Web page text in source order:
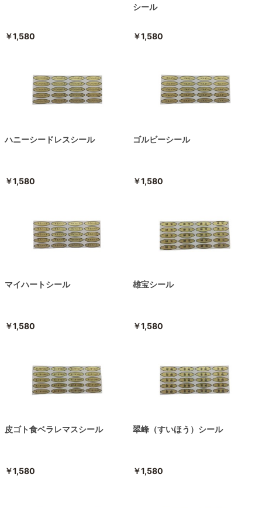
￥1,580
シール
￥1,580
ハニーシードレスシール
￥1,580
ゴルビーシール
￥1,580
マイハートシール
￥1,580
雄宝シール
￥1,580
皮ゴト食ベラレマスシール
￥1,580
翠峰（すいほう）シール
￥1,580